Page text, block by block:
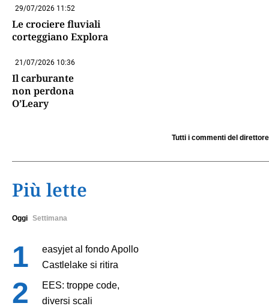
29/07/2026 11:52
Le crociere fluviali
corteggiano Explora
21/07/2026 10:36
Il carburante
non perdona
O’Leary
Tutti i commenti del direttore
Più lette
Oggi Settimana
easyjet al fondo Apollo
Castlelake si ritira
EES: troppe code,
diversi scali